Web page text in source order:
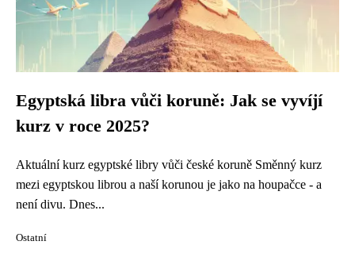
Egyptská libra vůči koruně: Jak se vyvíjí
kurz v roce 2025?
Aktuální kurz egyptské libry vůči české koruně Směnný kurz
mezi egyptskou librou a naší korunou je jako na houpačce - a
není divu. Dnes...
Ostatní